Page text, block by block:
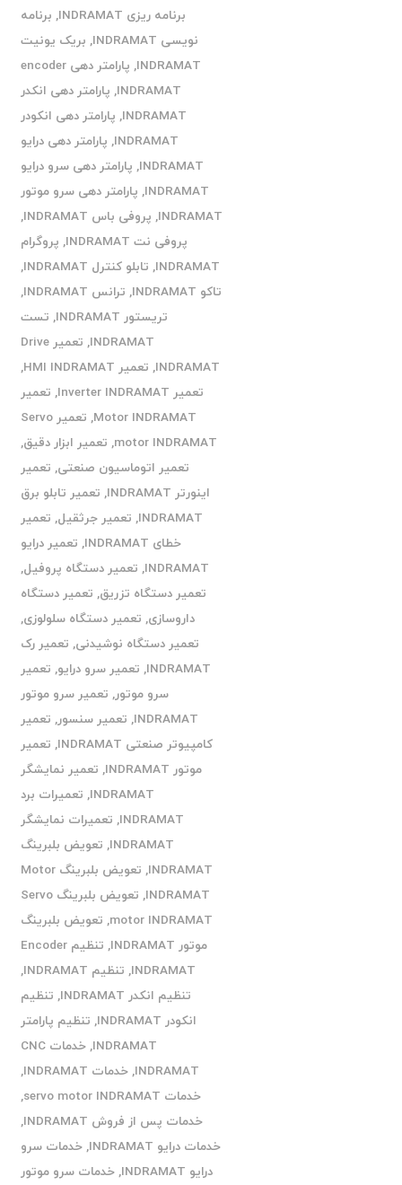
برنامه ریزی INDRAMAT
, برنامه
نویسی INDRAMAT
, بریک یونیت
INDRAMAT
,
پارامتر دهی encoder
INDRAMAT
, پارامتر دهی انکدر
INDRAMAT
, پارامتر دهی انکودر
INDRAMAT
, پارامتر دهی درایو
INDRAMAT
, پارامتر دهی سرو درایو
INDRAMAT
, پارامتر دهی سرو موتور
INDRAMAT
, پروفی باس INDRAMAT
,
پروفی نت INDRAMAT
, پروگرام
INDRAMAT
, تابلو کنترل INDRAMAT
,
تاکو INDRAMAT
, ترانس INDRAMAT
,
تریستور INDRAMAT
, تست
INDRAMAT
,
تعمیر Drive
INDRAMAT
, تعمیر HMI INDRAMAT
,
تعمیر Inverter INDRAMAT
, تعمیر
Motor INDRAMAT
,
تعمیر Servo
motor INDRAMAT
, تعمیر ابزار دقیق,
تعمیر اتوماسیون صنعتی, تعمیر
اینورتر INDRAMAT
, تعمیر تابلو برق
INDRAMAT
, تعمیر جرثقیل, تعمیر
خطای INDRAMAT
, تعمیر درایو
INDRAMAT
, تعمیر دستگاه پروفیل,
تعمیر دستگاه تزریق, تعمیر دستگاه
داروسازی, تعمیر دستگاه سلولوزی,
تعمیر دستگاه نوشیدنی, تعمیر رک
INDRAMAT
, تعمیر سرو درایو, تعمیر
سرو موتور, تعمیر سرو موتور
INDRAMAT
, تعمیر سنسور, تعمیر
کامپیوتر صنعتی INDRAMAT
, تعمیر
موتور INDRAMAT
, تعمیر نمایشگر
INDRAMAT
, تعمیرات برد
INDRAMAT
, تعمیرات نمایشگر
INDRAMAT
, تعویض بلبرینگ
INDRAMAT
,
تعویض بلبرینگ Motor
INDRAMAT
,
تعویض بلبرینگ Servo
motor INDRAMAT
, تعویض بلبرینگ
موتور INDRAMAT
,
تنظیم Encoder
INDRAMAT
, تنظیم INDRAMAT
,
تنظیم انکدر INDRAMAT
, تنظیم
انکودر INDRAMAT
, تنظیم پارامتر
INDRAMAT
,
خدمات CNC
INDRAMAT
,خدمات INDRAMAT
,
خدمات servo motor INDRAMAT
,
خدمات پس از فروش INDRAMAT
,
خدمات درایو INDRAMAT
,خدمات سرو
درایو INDRAMAT
,خدمات سرو موتور